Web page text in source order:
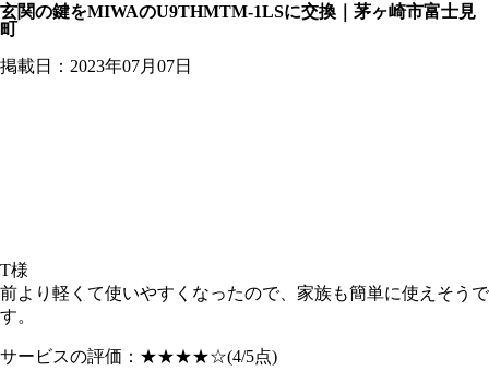
玄関の鍵をMIWAのU9THMTM-1LSに交換｜茅ヶ崎市富士見
町
掲載日：2023年07月07日
T様
前より軽くて使いやすくなったので、家族も簡単に使えそうで
す。
サービスの評価： ★★★★☆(4/5点)